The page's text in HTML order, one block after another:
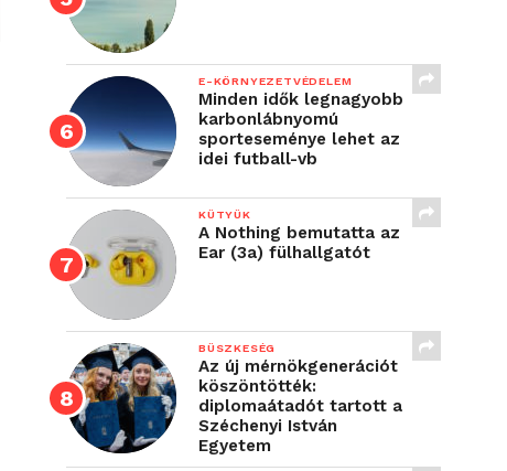
E-KÖRNYEZETVÉDELEM
Minden idők legnagyobb
karbonlábnyomú
sporteseménye lehet az
idei futball-vb
KÜTYÜK
A Nothing bemutatta az
Ear (3a) fülhallgatót
BÜSZKESÉG
Az új mérnökgenerációt
köszöntötték:
diplomaátadót tartott a
Széchenyi István
Egyetem